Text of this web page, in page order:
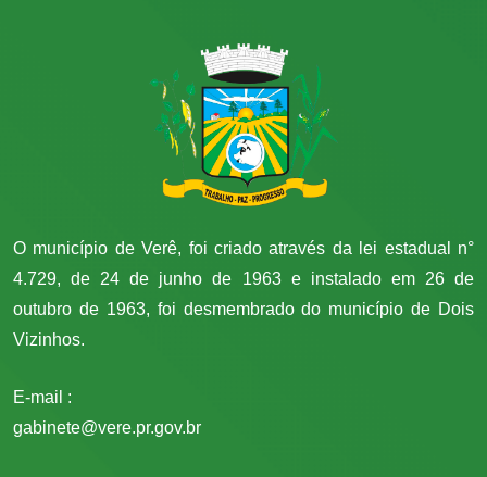
O município de Verê, foi criado através da lei estadual n°
4.729, de 24 de junho de 1963 e instalado em 26 de
outubro de 1963, foi desmembrado do município de Dois
Vizinhos.
E-mail :
gabinete@vere.pr.gov.br